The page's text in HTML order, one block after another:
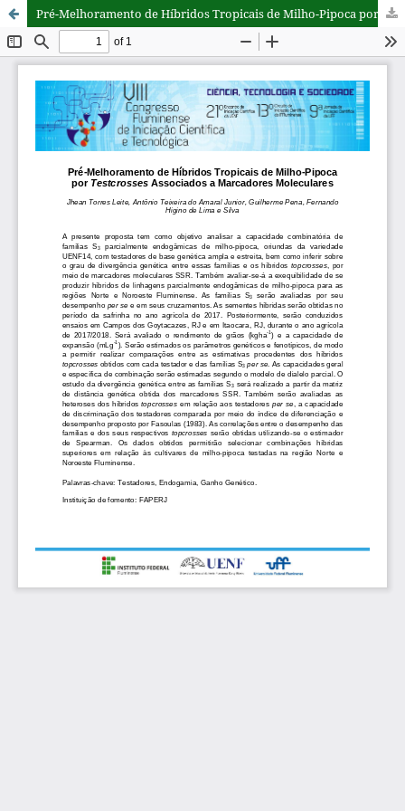
Pré-Melhoramento de Híbridos Tropicais de Milho-Pipoca por Testcrosses Associados a Marcadores Moleculares